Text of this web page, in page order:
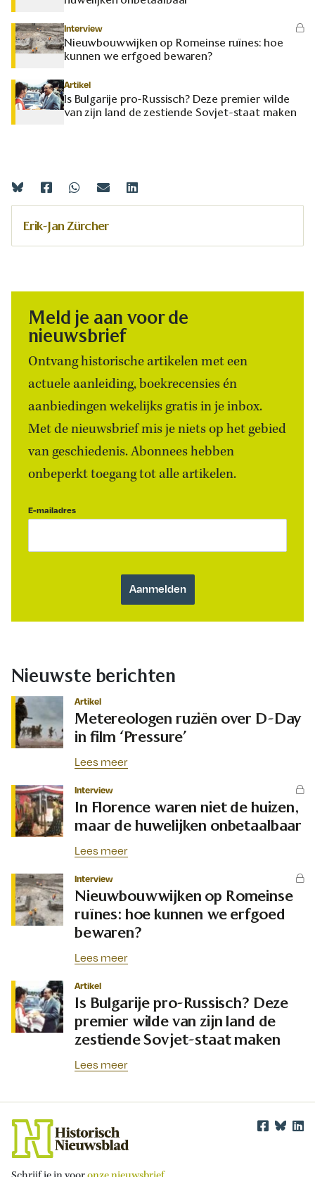
Interview
Nieuwbouwwijken op Romeinse ruïnes: hoe
kunnen we erfgoed bewaren?
Artikel
Is Bulgarije pro-Russisch? Deze premier wilde
van zijn land de zestiende Sovjet-staat maken
Erik-Jan Zürcher
Meld je aan voor de
nieuwsbrief
Ontvang historische artikelen met een
actuele aanleiding, boekrecensies én
aanbiedingen wekelijks gratis in je inbox.
Met de nieuwsbrief mis je niets op het gebied
van geschiedenis. Abonnees hebben
onbeperkt toegang tot alle artikelen.
E-mailadres
Nieuwste berichten
Artikel
Metereologen ruziën over D-Day
in film ‘Pressure’
Lees meer
Interview
In Florence waren niet de huizen,
maar de huwelijken onbetaalbaar
Lees meer
Interview
Nieuwbouwwijken op Romeinse
ruïnes: hoe kunnen we erfgoed
bewaren?
Lees meer
Artikel
Is Bulgarije pro-Russisch? Deze
premier wilde van zijn land de
zestiende Sovjet-staat maken
Lees meer